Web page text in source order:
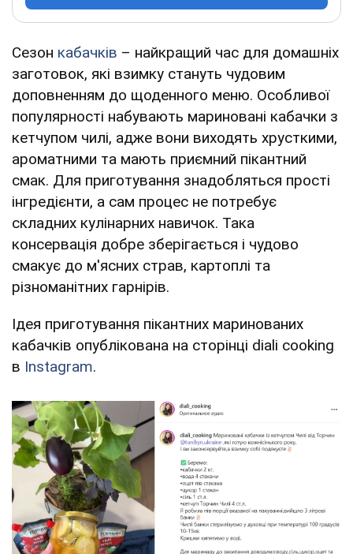
Сезон кабачків – найкращий час для домашніх
заготовок, які взимку стануть чудовим
доповненням до щоденного меню. Особливої
популярності набувають мариновані кабачки з
кетчупом чилі, адже вони виходять хрусткими,
ароматними та мають приємний пікантний
смак. Для приготування знадобляться прості
інгредієнти, а сам процес не потребує
складних кулінарних навичок. Така
консервація добре зберігається і чудово
смакує до м'ясних страв, картоплі та
різноманітних гарнірів.
Ідея приготування пікантних маринованих
кабачків опублікована на сторінці diali cooking
в Instagram.